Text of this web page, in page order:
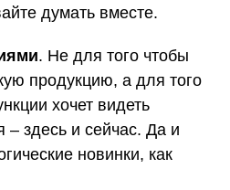
думать вместе.
. Не для того чтобы
продукцию, а для того
хочет видеть
– здесь и сейчас. Да и
новинки, как